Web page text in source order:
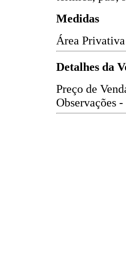
Medidas
Área
Detalhes da
Preço de
Observações